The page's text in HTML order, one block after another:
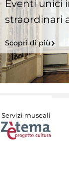
Eventi unici
straordinari
Scopri di più
Servizi museali